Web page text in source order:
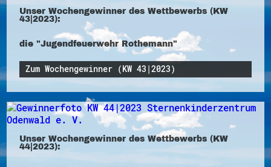
Unser Wochengewinner des Wettbewerbs (KW
43|2023):
die "Jugendfeuerwehr Rothemann"
Zum Wochengewinner (KW 43|2023)
Unser Wochengewinner des Wettbewerbs (KW
44|2023):